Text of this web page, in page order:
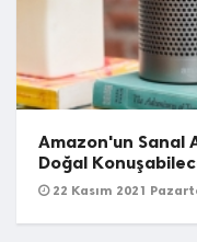
Amazon'un Sanal
Doğal
22 Kasım 2021